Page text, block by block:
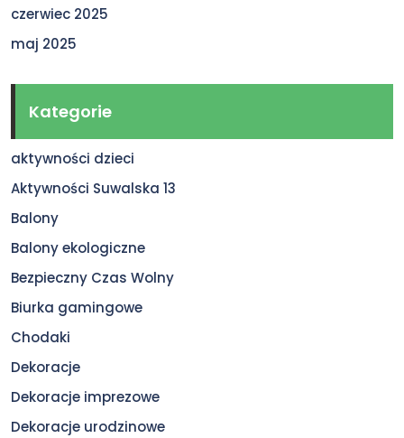
czerwiec 2025
maj 2025
Kategorie
aktywności dzieci
Aktywności Suwalska 13
Balony
Balony ekologiczne
Bezpieczny Czas Wolny
Biurka gamingowe
Chodaki
Dekoracje
Dekoracje imprezowe
Dekoracje urodzinowe